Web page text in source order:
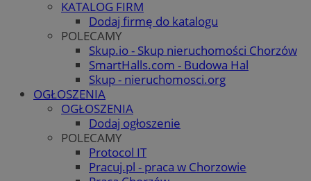
KATALOG FIRM
Dodaj firmę do katalogu
POLECAMY
Skup.io - Skup nieruchomości Chorzów
SmartHalls.com - Budowa Hal
Skup - nieruchomosci.org
OGŁOSZENIA
OGŁOSZENIA
Dodaj ogłoszenie
POLECAMY
Protocol IT
Pracuj.pl - praca w Chorzowie